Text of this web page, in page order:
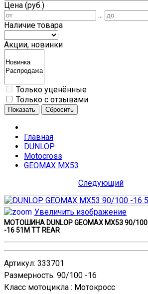
Цена (руб.)
...
Наличие товара
Акции, новинки
Только уценённые
Только с отзывами
Показать Сбросить
Главная
DUNLOP
Motocross
GEOMAX MX53
Следующий
Увеличить изображение
МОТОШИНА DUNLOP GEOMAX MX53 90/100
-16 51M TT REAR
Артикул: 333701
Размерность: 90/100 -16
Класс мотоцикла : Мотокросс